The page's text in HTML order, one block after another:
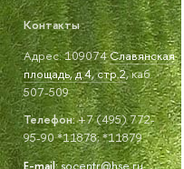
Контакты
Адрес: 109074Славянская
площадь, д.4, стр.2, каб.
507-509
Телефон:+7 (495) 772-
95-90 *11878; *11879
E-mail:socentr@hse.ru